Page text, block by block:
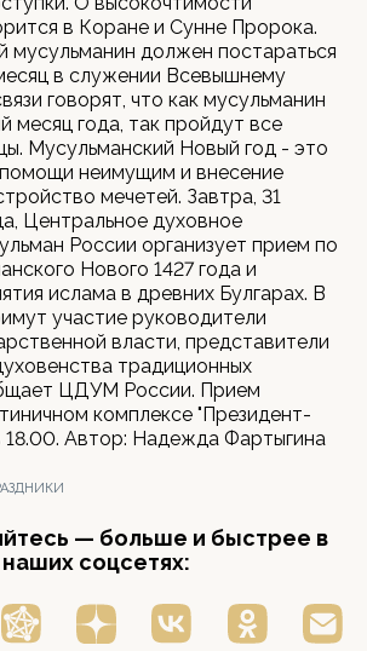
в Коране и Сунне Пророка.
мусульманин должен постараться
в служении Всевышнему
говорят, что как мусульманин
месяц года, так пройдут все
Мусульманский Новый год - это
неимущим и внесение
мечетей. Завтра, 31
Центральное духовное
России организует прием по
Нового 1427 года и
ислама в древних Булгарах. В
участие руководители
власти, представители
традиционных
ЦДУМ России. Прием
комплексе "Президент-
18.00. Автор: Надежда Фартыгина
— больше и быстрее в
наших соцсетях: